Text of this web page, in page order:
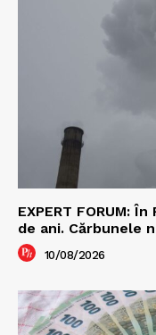
EXPERT FORUM:
de ani. Cărbunele
10/08/2026